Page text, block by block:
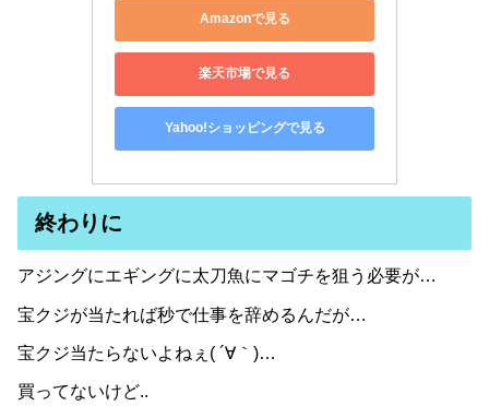
Amazonで見る
楽天市場で見る
Yahoo!ショッピングで見る
終わりに
アジングにエギングに太刀魚にマゴチを狙う必要が…
宝クジが当たれば秒で仕事を辞めるんだが…
宝クジ当たらないよねぇ( ´∀｀)…
買ってないけど..